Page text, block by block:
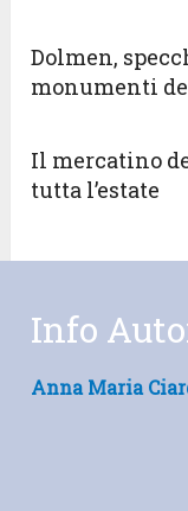
Dolmen,
monumenti
Il mercatino
tutta l’estate
Info
Anna Maria